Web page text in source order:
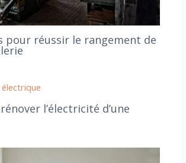
pour réussir le rangement de
l’électricité d’une